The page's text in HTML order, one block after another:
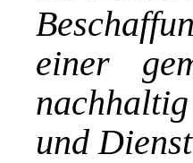
einer
und